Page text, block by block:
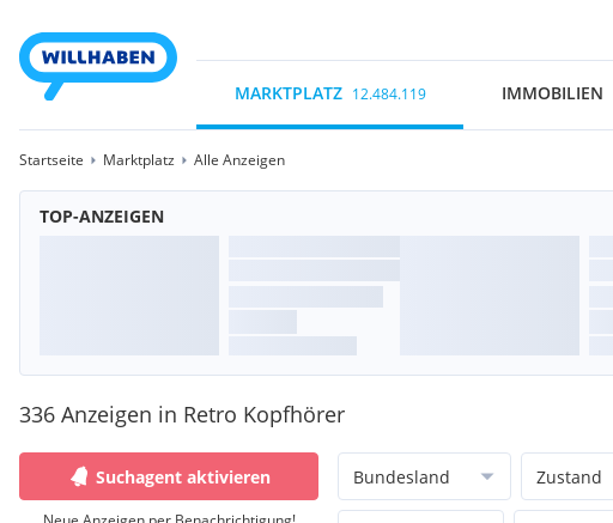
MARKTPLATZ 12.484.119 IMMOBILIEN
Startseite Marktplatz Alle Anzeigen
TOP-ANZEIGEN
336 Anzeigen in Retro Kopfhörer
Suchagent aktivieren Bundesland Zustand